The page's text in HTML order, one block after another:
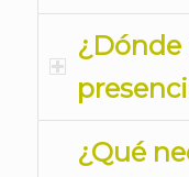
¿Dónde
¿Qué